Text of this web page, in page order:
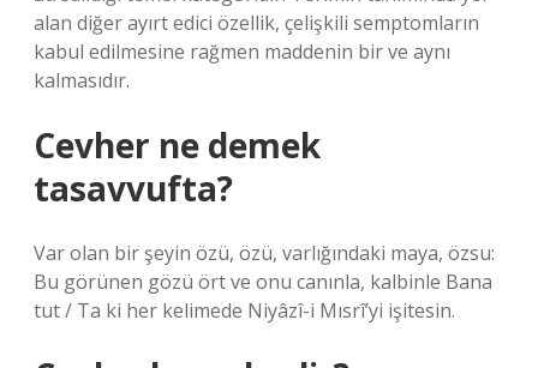
alan diğer ayırt edici özellik, çelişkili semptomların
kabul edilmesine rağmen maddenin bir ve aynı
kalmasıdır.
Cevher ne demek
tasavvufta?
Var olan bir şeyin özü, özü, varlığındaki maya, özsu:
Bu görünen gözü ört ve onu canınla, kalbinle Bana
tut / Ta ki her kelimede Niyâzî-i Mısrî’yi işitesin.